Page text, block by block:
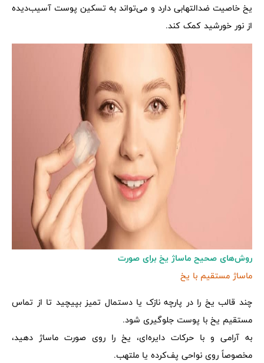
یخ خاصیت ضدالتهابی دارد و می‌تواند به تسکین پوست آسیب‌دیده
از نور خورشید کمک کند.
روش‌های صحیح ماساژ یخ برای صورت
ماساژ مستقیم با یخ
چند قالب یخ را در پارچه نازک یا دستمال تمیز بپیچید تا از تماس
مستقیم یخ با پوست جلوگیری شود.
به‌ آرامی و با حرکات دایره‌ای، یخ را روی صورت ماساژ دهید،
مخصوصاً روی نواحی پف‌کرده یا ملتهب.